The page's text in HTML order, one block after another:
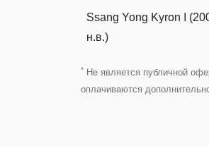
Ssang Yong Kyron I
н.в.)
* Не является публичной
оплачиваются